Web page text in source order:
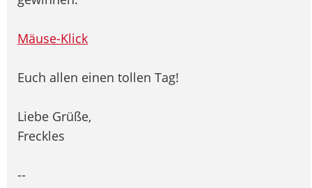
Mäuse-Klick
Euch allen einen tollen Tag!
Liebe Grüße,
Freckles
--